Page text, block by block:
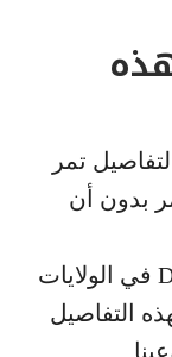
تمر
بدون أن
لكن دراسة أجرتها Darmouth College في الولايات
التفاصيل